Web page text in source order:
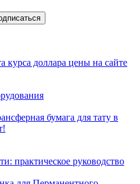
курса доллара цены на сайте
бумага для тату в
практическое руководство